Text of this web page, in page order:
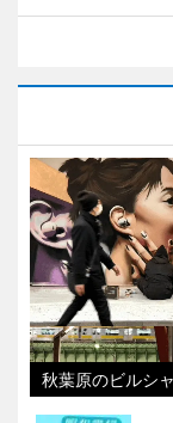
秋葉原のビルシ